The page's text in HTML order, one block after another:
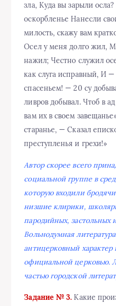
зла, Куда вы зарыли
оскорбленье Нанесли
милость, скажу вам
Осел у меня долго жил,
нажил; Честно служил
как слуга исправный, И
спасеньем! — 20 су
ливров добывал. Чтоб в
вам их в своем
старанье, — Сказал
преступленья и грехи!»
Автор скорее всего
социальной группе в
которую входили
низшие клирики,
пародийных, застольных
Вольнодумная
антицерковный характер
официальной церковью.
частью городской
Задание № 3. Какие